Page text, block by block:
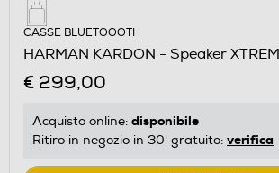
CASSE BLUETOOOTH
HARMAN KARDON - Speaker
€ 299,00
Acquisto online: disponibile
Ritiro in negozio in 30' gratuito: verifica